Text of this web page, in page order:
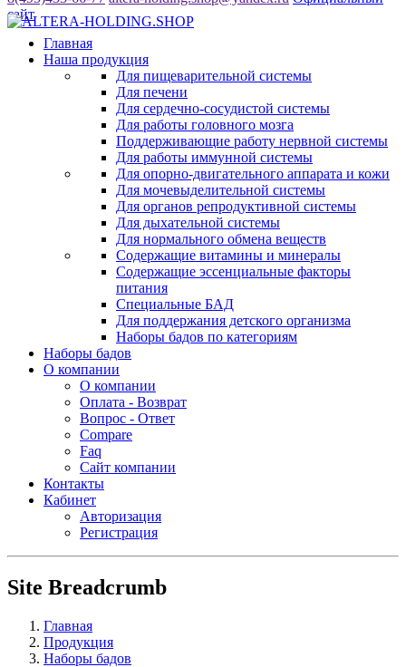
сайт
Главная
Наша продукция
Для пищеварительной системы
Для печени
Для сердечно-сосудистой системы
Для работы головного мозга
Поддерживающие работу нервной системы
Для работы иммунной системы
Для опорно-двигательного аппарата и кожи
Для мочевыделительной системы
Для органов репродуктивной системы
Для дыхательной системы
Для нормального обмена веществ
Содержащие витамины и минералы
Содержащие эссенциальные факторы
питания
Специальные БАД
Для поддержания детского организма
Наборы бадов по категориям
Наборы бадов
О компании
О компании
Оплата - Возврат
Вопрос - Ответ
Compare
Faq
Сайт компании
Контакты
Кабинет
Авторизация
Регистрация
Site Breadcrumb
Главная
Продукция
Наборы бадов